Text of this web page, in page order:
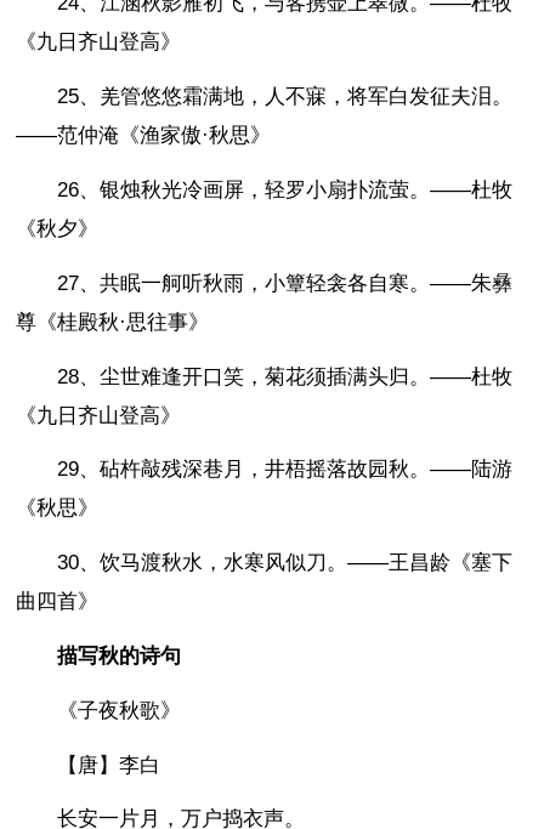
《九日齐山登高》
25、羌管悠悠霜满地，人不寐，将军白发征夫泪。
——范仲淹《渔家傲·秋思》
26、银烛秋光冷画屏，轻罗小扇扑流萤。——杜牧
《秋夕》
27、共眠一舸听秋雨，小簟轻衾各自寒。——朱彝
尊《桂殿秋·思往事》
28、尘世难逢开口笑，菊花须插满头归。——杜牧
《九日齐山登高》
29、砧杵敲残深巷月，井梧摇落故园秋。——陆游
《秋思》
30、饮马渡秋水，水寒风似刀。——王昌龄《塞下
曲四首》
描写秋的诗句
《子夜秋歌》
【唐】李白
长安一片月，万户捣衣声。